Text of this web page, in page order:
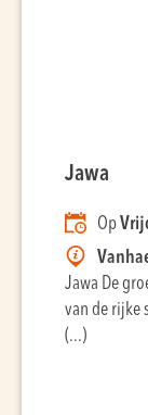
Jawa
Op
Jawa De
van de rijke
(...)